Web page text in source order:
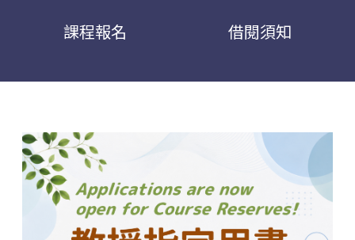
課程報名 借閱須知